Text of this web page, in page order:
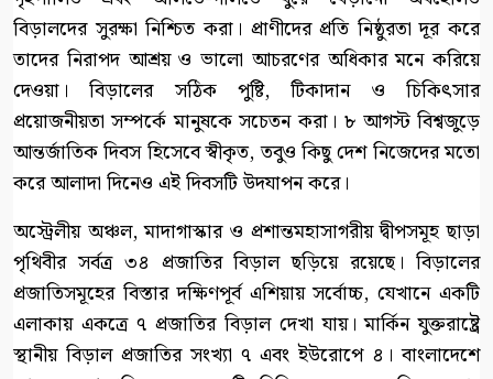
বিড়ালদের সুরক্ষা নিশ্চিত করা। প্রাণীদের প্রতি নিষ্ঠুরতা দূর করে
তাদের নিরাপদ আশ্রয় ও ভালো আচরণের অধিকার মনে করিয়ে
দেওয়া। বিড়ালের সঠিক পুষ্টি, টিকাদান ও চিকিৎসার
প্রয়োজনীয়তা সম্পর্কে মানুষকে সচেতন করা। ৮ আগস্ট বিশ্বজুড়ে
আন্তর্জাতিক দিবস হিসেবে স্বীকৃত, তবুও কিছু দেশ নিজেদের মতো
করে আলাদা দিনেও এই দিবসটি উদযাপন করে।
অস্ট্রেলীয় অঞ্চল, মাদাগাস্কার ও প্রশান্তমহাসাগরীয় দ্বীপসমূহ ছাড়া
পৃথিবীর সর্বত্র ৩৪ প্রজাতির বিড়াল ছড়িয়ে রয়েছে। বিড়ালের
প্রজাতিসমূহের বিস্তার দক্ষিণপূর্ব এশিয়ায় সর্বোচ্চ, যেখানে একটি
এলাকায় একত্রে ৭ প্রজাতির বিড়াল দেখা যায়। মার্কিন যুক্তরাষ্ট্রে
স্থানীয় বিড়াল প্রজাতির সংখ্যা ৭ এবং ইউরোপে ৪। বাংলাদেশে